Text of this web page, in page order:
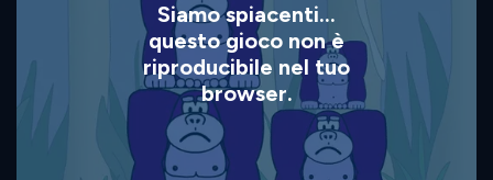
Siamo spiacenti...
questo gioco non è
riproducibile nel tuo
browser.